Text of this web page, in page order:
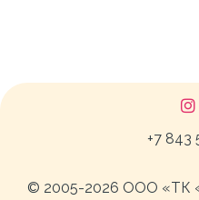
+7 843
© 2005-2026 ООО «ТК